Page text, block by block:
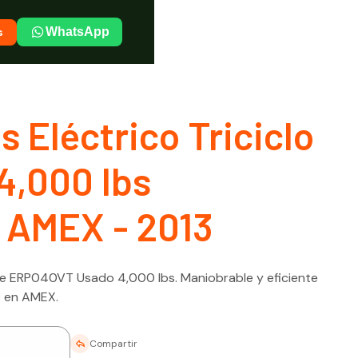
WhatsApp
Eléctrico Triciclo
lbs
- 2013
ERP040VT Usado 4,000 lbs. Maniobrable y eficiente
AMEX.
Compartir